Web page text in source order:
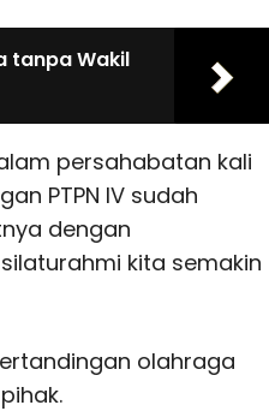
tanpa Wakil
persahabatan kali
PTPN IV sudah
dengan
kita semakin
olahraga